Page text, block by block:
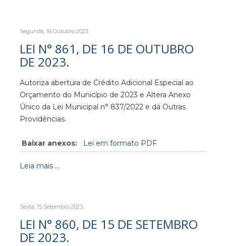
Segunda, 16 Outubro 2023
LEI N° 861, DE 16 DE OUTUBRO
DE 2023.
Autoriza abertura de Crédito Adicional Especial ao
Orçamento do Município de 2023 e Altera Anexo
Único da Lei Municipal n° 837/2022 e dá Outras
Providências.
Baixar anexos: Lei em formato PDF
Leia mais ...
Sexta, 15 Setembro 2023
LEI N° 860, DE 15 DE SETEMBRO
DE 2023.